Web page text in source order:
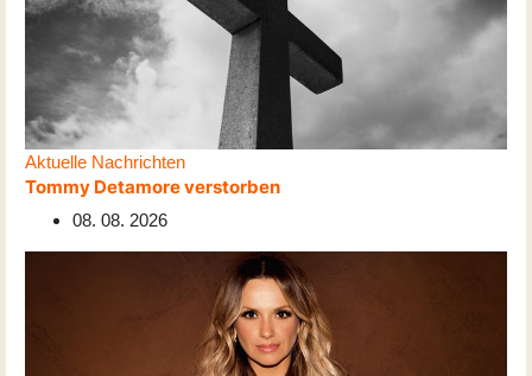
Aktuelle Nachrichten
Tommy Detamore verstorben
08. 08. 2026